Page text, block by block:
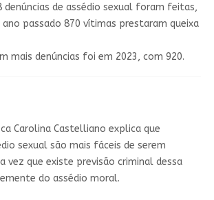
denúncias de assédio sexual foram feitas,
passado 870 vítimas prestaram queixa
mais denúncias foi em 2023, com 920.
Carolina Castelliano explica que
sexual são mais fáceis de serem
vez que existe previsão criminal dessa
do assédio moral.